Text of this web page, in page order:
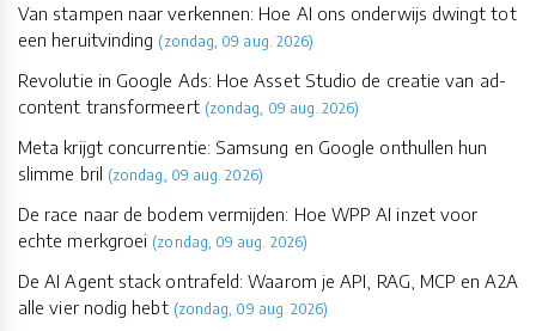
Van stampen naar verkennen: Hoe AI ons onderwijs dwingt tot
een heruitvinding (zondag, 09 aug. 2026)
Revolutie in Google Ads: Hoe Asset Studio de creatie van ad-
content transformeert (zondag, 09 aug. 2026)
Meta krijgt concurrentie: Samsung en Google onthullen hun
slimme bril (zondag, 09 aug. 2026)
De race naar de bodem vermijden: Hoe WPP AI inzet voor
echte merkgroei (zondag, 09 aug. 2026)
De AI Agent stack ontrafeld: Waarom je API, RAG, MCP en A2A
alle vier nodig hebt (zondag, 09 aug. 2026)